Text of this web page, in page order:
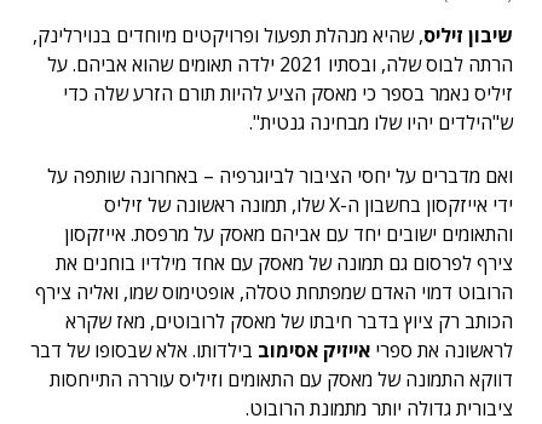
שיבון זיליס, שהיא מנהלת תפעול ופרויקטים מיוחדים בנוירלינק,
הרתה לבוס שלה, ובסתיו 2021 ילדה תאומים שהוא אביהם. על
זיליס נאמר בספר כי מאסק הציע להיות תורם הזרע שלה כדי
ש"הילדים יהיו שלו מבחינה גנטית".
ואם מדברים על יחסי הציבור לביוגרפיה – באחרונה שותפה על
ידי אייזקסון בחשבון ה-X שלו, תמונה ראשונה של זיליס
והתאומים ישובים יחד עם אביהם מאסק על מרפסת. אייזקסון
צירף לפרסום גם תמונה של מאסק עם אחד מילדיו בוחנים את
הרובוט דמוי האדם שמפתחת טסלה, אופטימוס שמו, ואליה צירף
הכותב רק ציוץ בדבר חיבתו של מאסק לרובוטים, מאז שקרא
לראשונה את ספרי אייזיק אסימוב בילדותו. אלא שבסופו של דבר
דווקא התמונה של מאסק עם התאומים וזיליס עוררה התייחסות
ציבורית גדולה יותר מתמונת הרובוט.